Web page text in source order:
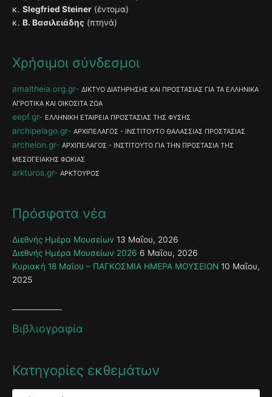
κ. Slegfried Steiner (έντομα)
κ. Β. Βασιλειάδης (πτηνά)
Χρήσιμοι σύνδεσμοι
amaltheia.org.gr
ΔΙΚΤΥΟ ΔΙΑΤΗΡΗΣΗΣ ΚΑΙ ΠΡΟΣΤΑΣΙΑΣ ΓΙΑ ΤΑ ΕΛΛΗΝΙΚΑ
ΑΓΡΟΤΙΚΑ ΚΑΙ ΟΙΚΟΣΙΤΑ ΖΩΑ
eepf.gr ΕΛΛΗΝΙΚΗ ΕΤΑΙΡΕΙΑ ΠΡΟΣΤΑΣΙΑΣ ΤΗΣ ΦΥΣΗΣ
archipelago.gr ΑΡΧΙΠΕΛΑΓΟΣ - ΙΝΣΤΙΤΟΥΤΟ ΘΑΛΑΣΣΙΑΣ ΠΡΟΣΤΑΣΙΑΣ
archelon.gr
ΑΡΧΙΠΕΛΑΓΟΣ - ΙΝΣΤΙΤΟΥΤΟ ΓΙΑ ΤΗΝ ΠΡΟΣΤΑΣΙΑ ΤΗΣ
ΜΕΣΟΓΕΙΑΚΗΣ ΦΩΚΙΑΣ
arkturos.gr ΑΡΚΤΟΥΡΟΣ
Πρόσφατα νέα
Διεθνής Ημέρα Μουσείων 13 Μαΐου, 2026
Διεθνής Ημέρα Μουσείων 2026 6 Μαΐου, 2026
Κυριακή 18 Μαΐου – ΠΑΓΚΟΣΜΙΑ ΗΜΕΡΑ ΜΟΥΣΕΙΩΝ 10 Μαΐου,
2025
Βιβλιογραφία
Κατηγορίες εκθεμάτων